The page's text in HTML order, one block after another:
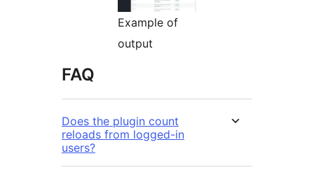
Example of
output
FAQ
Does the plugin count
reloads from logged-in
users?